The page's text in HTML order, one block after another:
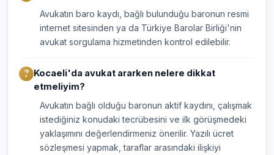
Avukatın baro kaydı, bağlı bulunduğu baronun resmi
internet sitesinden ya da Türkiye Barolar Birliği'nin
avukat sorgulama hizmetinden kontrol edilebilir.
Kocaeli'da avukat ararken nelere dikkat
etmeliyim?
Avukatın bağlı olduğu baronun aktif kaydını, çalışmak
istediğiniz konudaki tecrübesini ve ilk görüşmedeki
yaklaşımını değerlendirmeniz önerilir. Yazılı ücret
sözleşmesi yapmak, taraflar arasındaki ilişkiyi